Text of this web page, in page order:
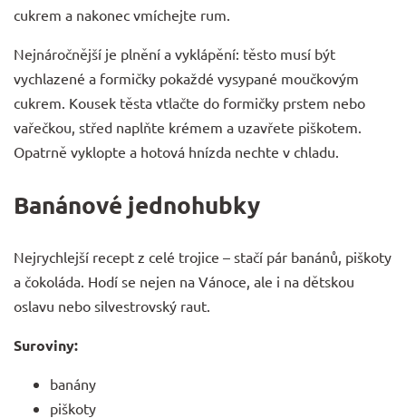
cukrem a nakonec vmíchejte rum.
Nejnáročnější je plnění a vyklápění: těsto musí být
vychlazené a formičky pokaždé vysypané moučkovým
cukrem. Kousek těsta vtlačte do formičky prstem nebo
vařečkou, střed naplňte krémem a uzavřete piškotem.
Opatrně vyklopte a hotová hnízda nechte v chladu.
Banánové jednohubky
Nejrychlejší recept z celé trojice – stačí pár banánů, piškoty
a čokoláda. Hodí se nejen na Vánoce, ale i na dětskou
oslavu nebo silvestrovský raut.
Suroviny:
banány
piškoty